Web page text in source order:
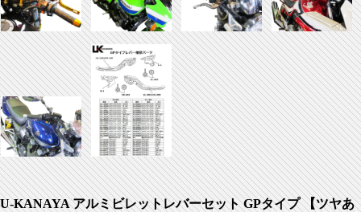
U-KANAYA アルミビレットレバーセット GPタイプ 【ツヤあ